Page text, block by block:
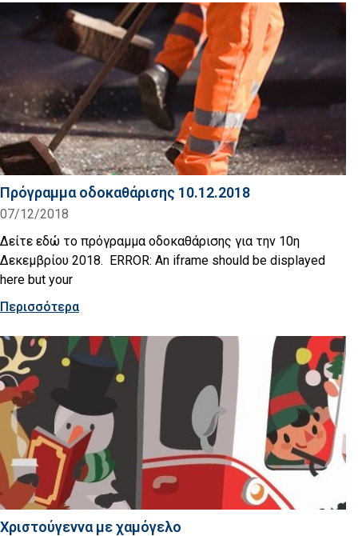
Πρόγραμμα οδοκαθάρισης 10.12.2018
07/12/2018
Δείτε εδώ το πρόγραμμα οδοκαθάρισης για την 10η
Δεκεμβρίου 2018. ERROR: An iframe should be displayed
here but your
Περισσότερα
Χριστούγεννα με χαμόγελο